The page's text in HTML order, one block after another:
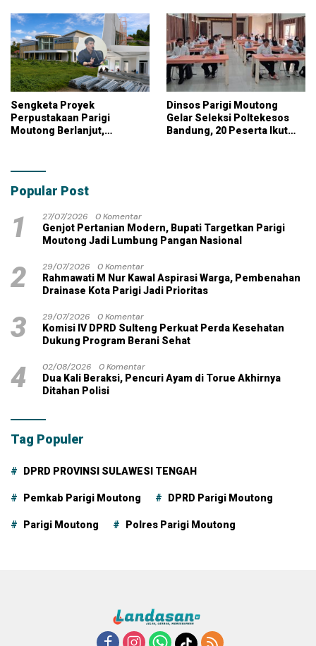
Sengketa Proyek
Perpustakaan Parigi
Moutong Berlanjut,
dengan Dana Pribadi
Dinsos Parigi Moutong
Gelar Seleksi Poltekesos
Bandung, 20 Peserta Ikut
Popular Post
1 27/07/2026
0 Komentar
Genjot Pertanian Modern, Bupati Targetkan Parigi
Moutong Jadi Lumbung Pangan Nasional
2 29/07/2026
0 Komentar
Rahmawati M Nur Kawal Aspirasi Warga, Pembenahan
Drainase Kota Parigi Jadi Prioritas
3 29/07/2026
0 Komentar
Komisi IV DPRD Sulteng Perkuat Perda Kesehatan
Dukung Program Berani Sehat
4 02/08/2026
0 Komentar
Dua Kali Beraksi, Pencuri Ayam di Torue Akhirnya
Ditahan Polisi
Tag Populer
DPRD PROVINSI SULAWESI TENGAH
Pemkab Parigi Moutong DPRD Parigi Moutong
Parigi Moutong Polres Parigi Moutong